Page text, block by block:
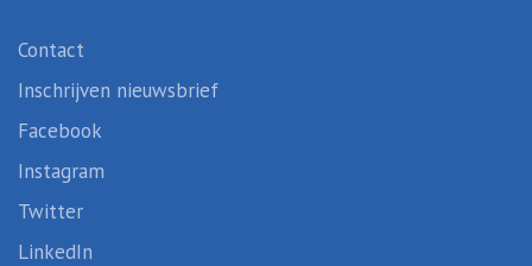
Contact
Inschrijven nieuwsbrief
Facebook
Instagram
Twitter
LinkedIn